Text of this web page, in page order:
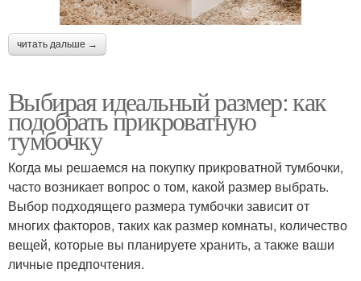
читать дальше →
Выбирая идеальный размер: как
подобрать прикроватную
тумбочку
Когда мы решаемся на покупку прикроватной тумбочки,
часто возникает вопрос о том, какой размер выбрать.
Выбор подходящего размера тумбочки зависит от
многих факторов, таких как размер комнаты, количество
вещей, которые вы планируете хранить, а также ваши
личные предпочтения.